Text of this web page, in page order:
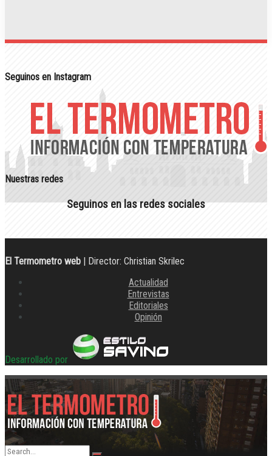
Seguinos en Instagram
Nuestras redes
Seguinos en las redes sociales
El Termometro web | Director: Christian Skrilec
Actualidad
Entrevistas
Editoriales
Opinión
Desarrollado por